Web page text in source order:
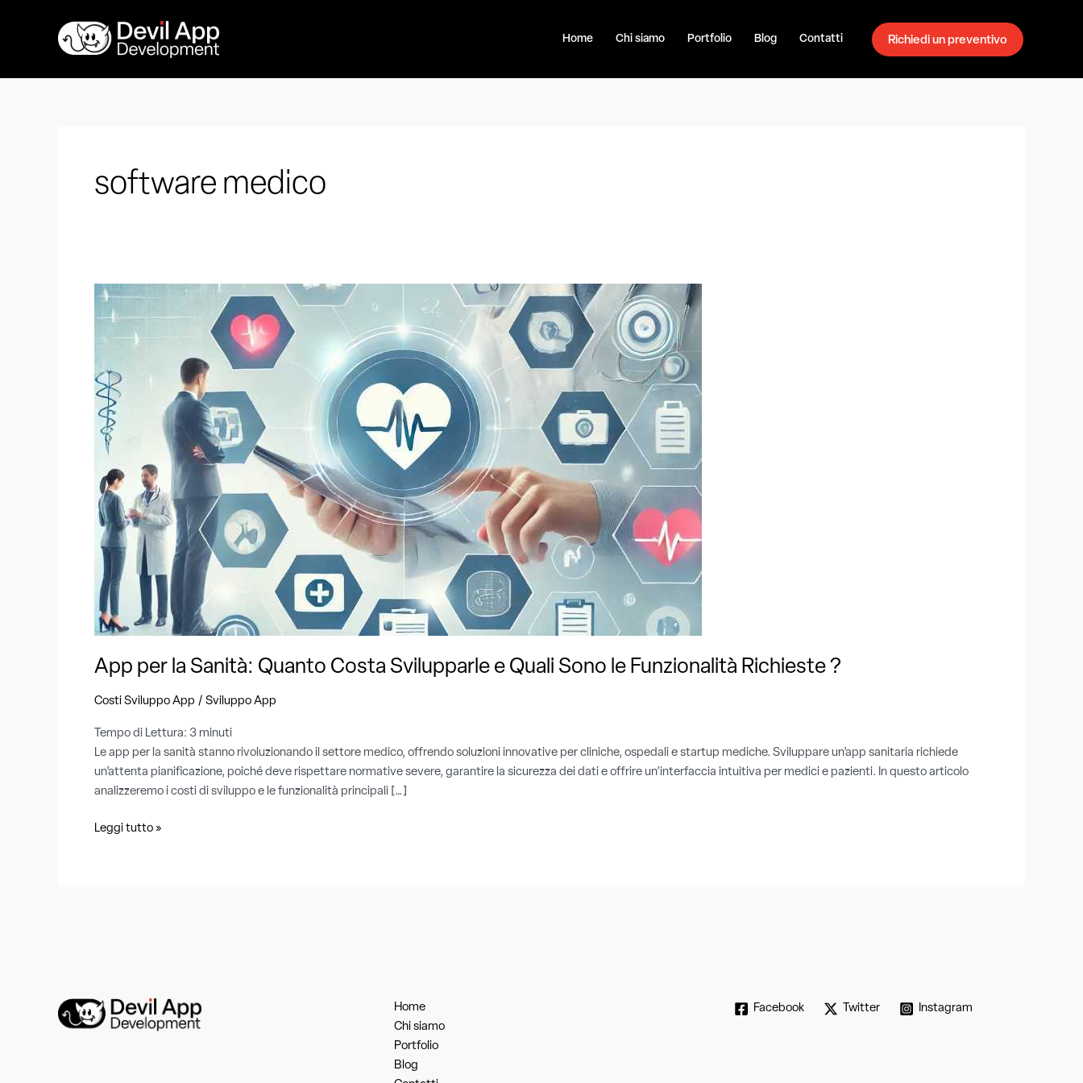
Home Chi siamo Portfolio Blog Contatti Richiedi un preventivo
software medico
App per la Sanità: Quanto Costa Svilupparle e Quali Sono le Funzionalità Richieste ?
Costi Sviluppo App / Sviluppo App
Tempo di Lettura: 3 minuti
Le app per la sanità stanno rivoluzionando il settore medico, offrendo soluzioni innovative per cliniche, ospedali e startup mediche. Sviluppare un’app sanitaria richiede
un’attenta pianificazione, poiché deve rispettare normative severe, garantire la sicurezza dei dati e offrire un’interfaccia intuitiva per medici e pazienti. In questo articolo
analizzeremo i costi di sviluppo e le funzionalità principali […]
App
Quanto
Costa
Svilupparle
Quali
Sono
le
Funzionalità
Richieste
Leggi tutto »
Home
Chi siamo
Portfolio
Blog
Facebook Twitter Instagram